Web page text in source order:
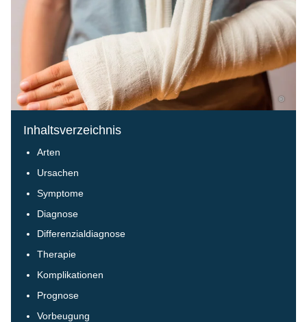
©
Inhaltsverzeichnis
Arten
Ursachen
Symptome
Diagnose
Differenzialdiagnose
Therapie
Komplikationen
Prognose
Vorbeugung